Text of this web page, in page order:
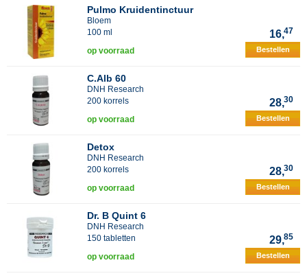
Pulmo Kruidentinctuur
Bloem
100 ml
16,47
op voorraad Bestellen
C.Alb 60
DNH Research
200 korrels
28,30
op voorraad Bestellen
Detox
DNH Research
200 korrels
28,30
op voorraad Bestellen
Dr. B Quint 6
DNH Research
150 tabletten
29,85
op voorraad Bestellen